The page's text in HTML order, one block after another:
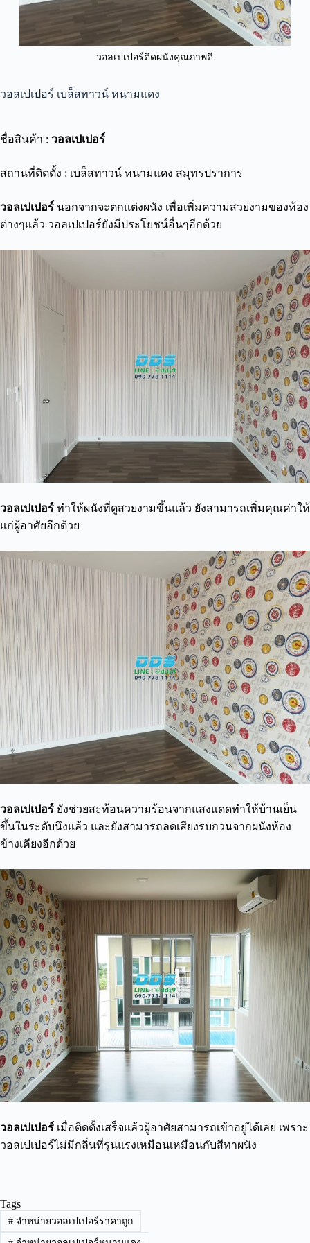
วอลเปเปอร์ติดผนังคุณภาพดี
วอลเปเปอร์ เบล็สทาวน์ หนามแดง
ชื่อสินค้า : วอลเปเปอร์
สถานที่ติตตั้ง : เบล็สทาวน์ หนามแดง สมุทรปราการ
วอลเปเปอร์ นอกจากจะตกแต่งผนัง เพื่อเพิ่มความสวยงามของห้อง
ต่างๆแล้ว วอลเปเปอร์ยังมีประโยชน์อื่นๆอีกด้วย
วอลเปเปอร์ ทำให้ผนังที่ดูสวยงามขึ้นแล้ว ยังสามารถเพิ่มคุณค่าให้
แก่ผู้อาศัยอีกด้วย
วอลเปเปอร์ ยังช่วยสะท้อนความร้อนจากแสงแดดทำให้บ้านเย็น
ขึ้นในระดับนึงแล้ว และยังสามารถลดเสียงรบกวนจากผนังห้อง
ข้างเคียงอีกด้วย
วอลเปเปอร์ เมื่อติดตั้งเสร็จแล้วผู้อาศัยสามารถเข้าอยู่ได้เลย เพราะ
วอลเปเปอร์ไม่มีกลิ่นที่รุนแรงเหมือนเหมือนกับสีทาผนัง
Tags
#จำหน่ายวอลเปเปอร์ราคาถูก